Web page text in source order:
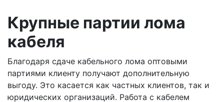
Крупные партии лома
кабеля
Благодаря сдаче кабельного лома оптовыми
партиями клиенту получают дополнительную
выгоду. Это касается как частных клиентов, так и
юридических организаций. Работа с кабелем